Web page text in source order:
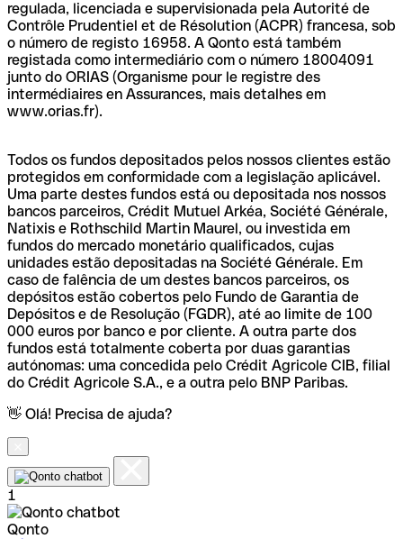
regulada, licenciada e supervisionada pela Autorité de
Contrôle Prudentiel et de Résolution (ACPR) francesa, sob
o número de registo 16958. A Qonto está também
registada como intermediário com o número 18004091
junto do ORIAS (Organisme pour le registre des
intermédiaires en Assurances, mais detalhes em
www.orias.fr).
Todos os fundos depositados pelos nossos clientes estão
protegidos em conformidade com a legislação aplicável.
Uma parte destes fundos está ou depositada nos nossos
bancos parceiros, Crédit Mutuel Arkéa, Société Générale,
Natixis e Rothschild Martin Maurel, ou investida em
fundos do mercado monetário qualificados, cujas
unidades estão depositadas na Société Générale. Em
caso de falência de um destes bancos parceiros, os
depósitos estão cobertos pelo Fundo de Garantia de
Depósitos e de Resolução (FGDR), até ao limite de 100
000 euros por banco e por cliente. A outra parte dos
fundos está totalmente coberta por duas garantias
autónomas: uma concedida pelo Crédit Agricole CIB, filial
do Crédit Agricole S.A., e a outra pelo BNP Paribas.
👋 Olá! Precisa de ajuda?
1
Qonto